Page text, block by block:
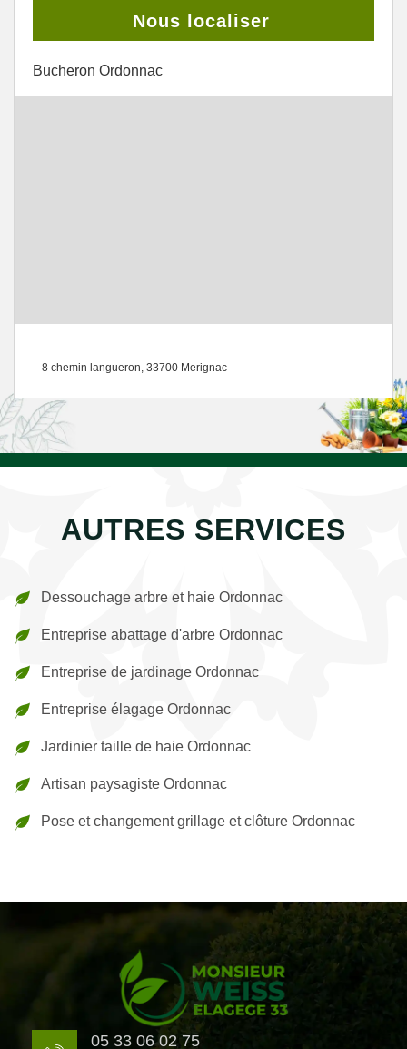
Nous localiser
Bucheron Ordonnac
8 chemin langueron, 33700 Merignac
AUTRES SERVICES
Dessouchage arbre et haie Ordonnac
Entreprise abattage d'arbre Ordonnac
Entreprise de jardinage Ordonnac
Entreprise élagage Ordonnac
Jardinier taille de haie Ordonnac
Artisan paysagiste Ordonnac
Pose et changement grillage et clôture Ordonnac
05 33 06 02 75